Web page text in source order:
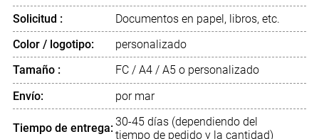
Solicitud :
Documentos en papel, libros, etc.
Color / logotipo:
personalizado
Tamaño :
FC / A4 / A5 o personalizado
Envío:
por mar
Tiempo de entrega:30-45 días (dependiendo del
tiempo de pedido y la cantidad)